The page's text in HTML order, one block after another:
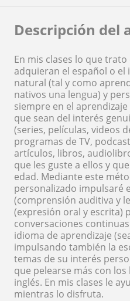
Descripción del
En mis clases lo que
adquieran el español o el
natural (tal y como
nativos una lengua) y
siempre en el
que sean del interés
(series, películas, videos
programas de TV,
artículos, libros,
que les guste a ellos y
edad. Mediante este
personalizado impulsaré
(comprensión auditiva y
(expresión oral y escrita)
conversaciones
idioma de aprendizaje
impulsando también la
temas de su interés
que pelearse más con
inglés. En mis clases le
mientras lo disfruta.